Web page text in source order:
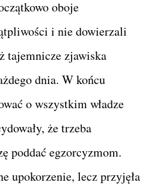
oboje
i nie dowierzali
tajemnicze zjawiska
dnia. W końcu
o wszystkim władze
że trzeba
poddać egzorcyzmom.
upokorzenie, lecz przyjęła